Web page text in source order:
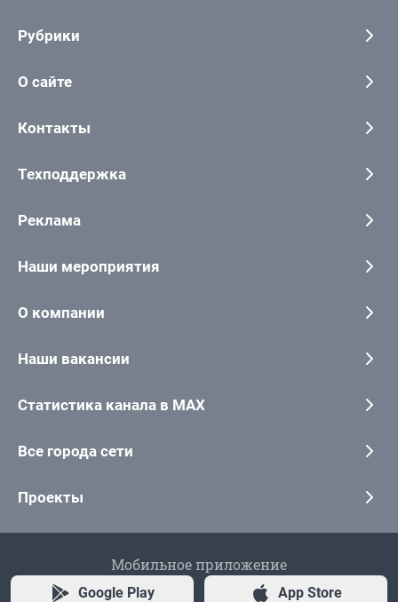
Рубрики
О сайте
Контакты
Техподдержка
Реклама
Наши мероприятия
О компании
Наши вакансии
Статистика канала в MAX
Все города сети
Проекты
Мобильное приложение
Google Play App Store